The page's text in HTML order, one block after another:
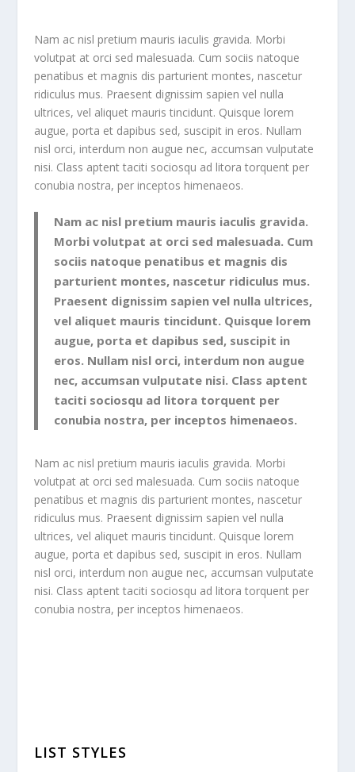
Nam ac nisl pretium mauris iaculis gravida. Morbi
volutpat at orci sed malesuada. Cum sociis natoque
penatibus et magnis dis parturient montes, nascetur
ridiculus mus. Praesent dignissim sapien vel nulla
ultrices, vel aliquet mauris tincidunt. Quisque lorem
augue, porta et dapibus sed, suscipit in eros. Nullam
nisl orci, interdum non augue nec, accumsan vulputate
nisi. Class aptent taciti sociosqu ad litora torquent per
conubia nostra, per inceptos himenaeos.
Nam ac nisl pretium mauris iaculis gravida.
Morbi volutpat at orci sed malesuada. Cum
sociis natoque penatibus et magnis dis
parturient montes, nascetur ridiculus mus.
Praesent dignissim sapien vel nulla ultrices,
vel aliquet mauris tincidunt. Quisque lorem
augue, porta et dapibus sed, suscipit in
eros. Nullam nisl orci, interdum non augue
nec, accumsan vulputate nisi. Class aptent
taciti sociosqu ad litora torquent per
conubia nostra, per inceptos himenaeos.
Nam ac nisl pretium mauris iaculis gravida. Morbi
volutpat at orci sed malesuada. Cum sociis natoque
penatibus et magnis dis parturient montes, nascetur
ridiculus mus. Praesent dignissim sapien vel nulla
ultrices, vel aliquet mauris tincidunt. Quisque lorem
augue, porta et dapibus sed, suscipit in eros. Nullam
nisl orci, interdum non augue nec, accumsan vulputate
nisi. Class aptent taciti sociosqu ad litora torquent per
conubia nostra, per inceptos himenaeos.
LIST STYLES